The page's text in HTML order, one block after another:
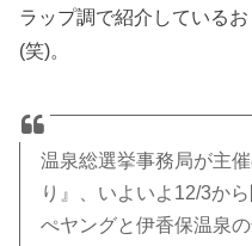
ラップ調で紹介している
(笑)。
温泉総選挙事務局が主
り』、いよいよ12/3から
ぺヤングと伊香保温泉